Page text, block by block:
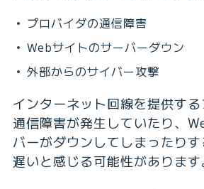
プロバイダの通信障害
Webサイトのサーバーダウン
外部からのサイバー攻撃
インターネット回線を提供す
通信障害が発生していたり、
バーがダウンしてしまったり
遅いと感じる可能性があります